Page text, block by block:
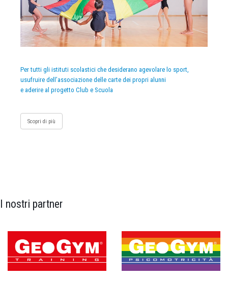
Per tutti gli istituti scolastici che desiderano agevolare lo sport,
usufruire dell’associazione delle carte dei propri alunni
e aderire al progetto Club e Scuola
Scopri di più
I nostri partner